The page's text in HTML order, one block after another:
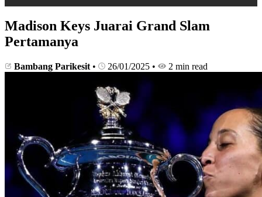
Madison Keys Juarai Grand Slam
Pertamanya
Bambang Parikesit • 26/01/2025 • 2 min read